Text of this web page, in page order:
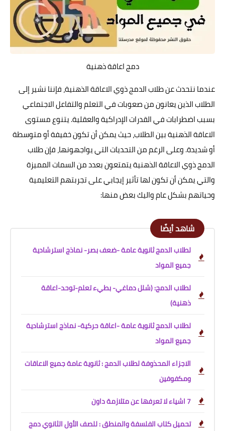
دمج اعاقة ذهنية
عندما نتحدث عن طلاب الدمج ذوي الاعاقة الذهنية، فإننا نشير إلى
الطلاب الذين يعانون من صعوبات في التعلم والتفاعل الاجتماعي
بسبب اضطرابات في القدرات الإدراكية والعقلية. يتنوع مستوى
الاعاقة الذهنية بين الطلاب، حيث يمكن أن تكون خفيفة أو متوسطة
أو شديدة. وعلى الرغم من التحديات التي يواجهونها، فإن طلاب
الدمج ذوي الاعاقة الذهنية يتمتعون بعدد من السمات المميزة
والتي يمكن أن تكون لها تأثير إيجابي على تجربتهم التعليمية
وحياتهم بشكل عام واليك بعض منها:
شاهد أيضًا
لطلاب الدمج ثانوية عامة -ضعف بصر- نماذج استرشادية
جميع المواد
لطلاب الدمج: (شلل دماغي- بطيء تعلم-توحد-اعاقة
ذهنية)
لطلاب الدمج ثانوية عامة -اعاقة حركية- نماذج استرشادية
جميع المواد
الاجزاء المحذوفة لطلاب الدمج : ثانوية عامة جميع الاعاقات
ومكفوفين
7 اشياء لا تعرفها عن متلازمة داون
تحميل كتاب الفلسفة والمنطق : للصف الأول الثانوي دمج